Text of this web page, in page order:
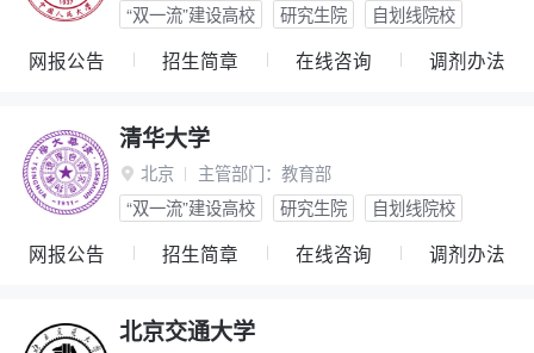
“双一流”建设高校
研究生院 自划线院校
网报公告 招生简章 在线咨询 调剂办法
清华大学
 北京 主管部门： 教育部
“双一流”建设高校
研究生院 自划线院校
网报公告 招生简章 在线咨询 调剂办法
北京交通大学